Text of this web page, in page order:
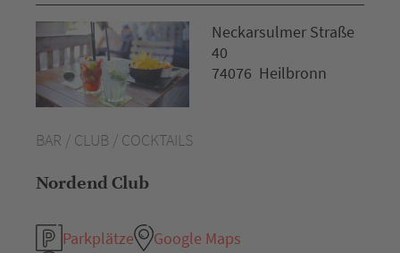
BAR / CLUB / COCKTAILS
Nordend Club
Parkplätze
Google Maps
Neckarsulmer Straße
40
74076 Heilbronn